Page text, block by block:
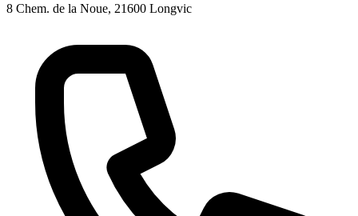
8 Chem. de la Noue, 21600 Longvic